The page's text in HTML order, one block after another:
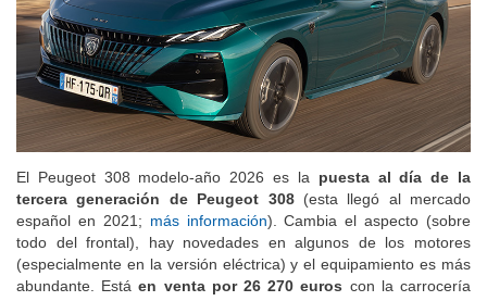
El Peugeot 308 modelo-año 2026 es la puesta al día de la
tercera generación de Peugeot 308(esta llegó al mercado
español en 2021; más información). Cambia el aspecto (sobre
todo del frontal), hay novedades en algunos de los motores
(especialmente en la versión eléctrica) y el equipamiento es más
abundante. Estáen venta por 26 270 euros con la carrocería